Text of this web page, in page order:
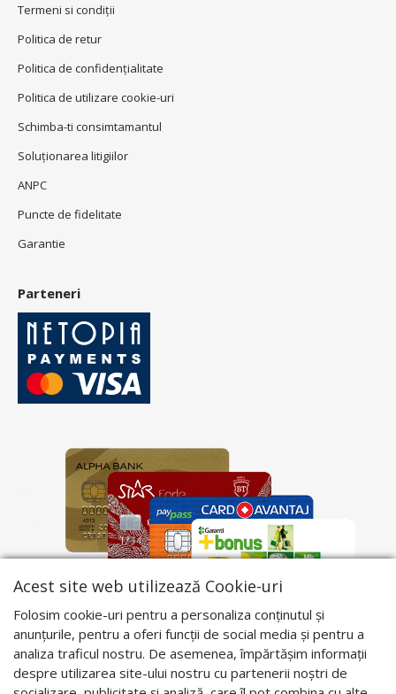
Termeni si condiţii
Politica de retur
Politica de confidenţialitate
Politica de utilizare cookie-uri
Schimba-ti consimtamantul
Soluționarea litigiilor
ANPC
Puncte de fidelitate
Garantie
Parteneri
Acest site web utilizează Cookie-uri
Folosim cookie-uri pentru a personaliza conținutul și
anunțurile, pentru a oferi funcții de social media și pentru a
analiza traficul nostru. De asemenea, împărtășim informații
despre utilizarea site-ului nostru cu partenerii noștri de